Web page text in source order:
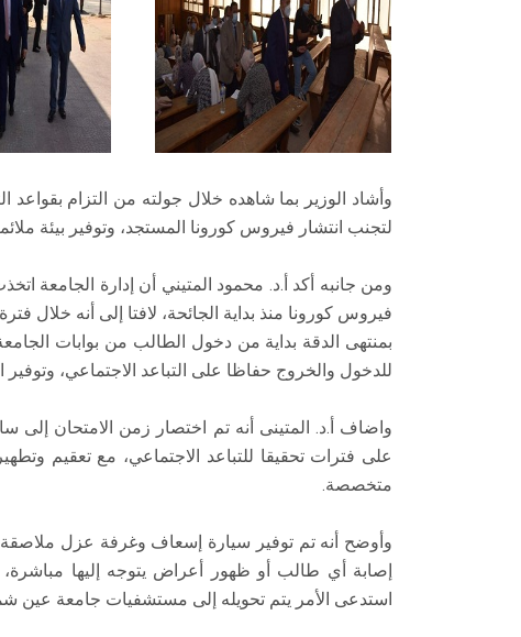
وأشاد الوزير بما شاهده خلال جولته من التزام بقواعد
لتجنب انتشار فيروس كورونا المستجد، وتوفير بيئة
ومن جانبه أكد أ.د. محمود المتيني أن إدارة الجامعة
فيروس كورونا منذ بداية الجائحة، لافتا إلى أنه خلال
بمنتهى الدقة بداية من دخول الطالب من بوابات
للدخول والخروج حفاظا على التباعد الاجتماعي،
على فترات تحقيقا للتباعد الاجتماعي، مع تعقيم
متخصصة.
وأوضح أنه تم توفير سيارة إسعاف وغرفة عزل
إصابة أي طالب أو ظهور أعراض يتوجه إليها
استدعى الأمر يتم تحويله إلى مستشفيات جامعة